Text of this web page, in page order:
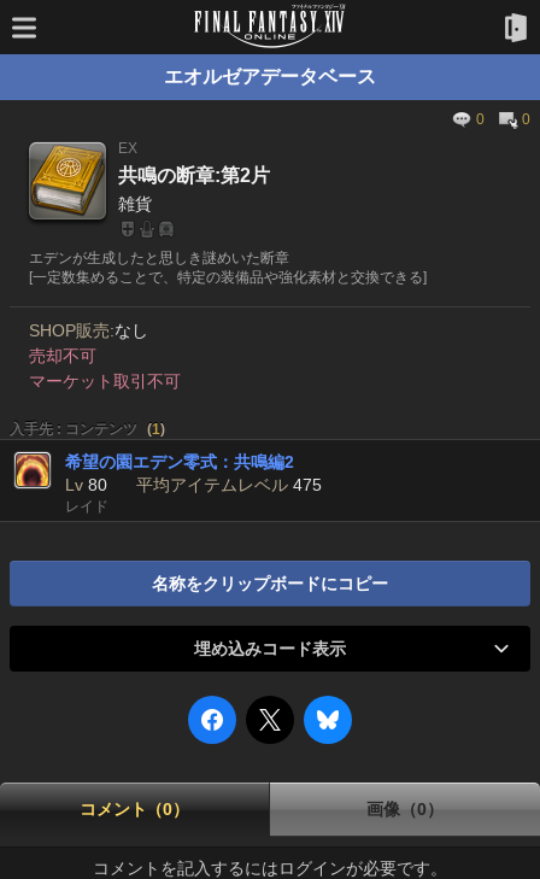
エオルゼアデータベース
0
0
EX
共鳴の断章:第2片
雑貨
エデンが生成したと思しき謎めいた断章
[一定数集めることで、特定の装備品や強化素材と交換できる]
SHOP販売:なし
売却不可
マーケット取引不可
入手先 : コンテンツ (1)
希望の園エデン零式：共鳴編2
Lv 80 平均アイテムレベル 475
レイド
名称をクリップボードにコピー
埋め込みコード表示
コメント（0） 画像（0）
コメントを記入するにはログインが必要です。